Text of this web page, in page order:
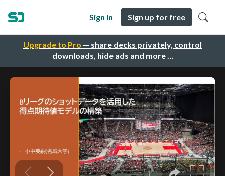
Upgrade to Pro — share decks privately, control
downloads, hide ads and more …
Sign in Sign up for free